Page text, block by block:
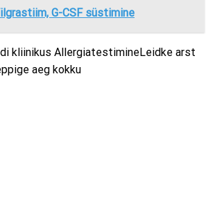
G-CSF süstimine
kliinikus AllergiatestimineLeidke arst
aeg kokku